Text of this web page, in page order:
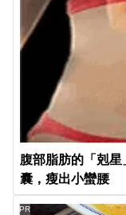
腹部脂肪的「剋
囊，瘦出小蠻腰
PR